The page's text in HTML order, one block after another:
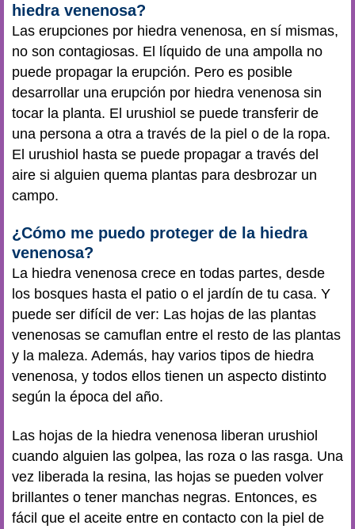
hiedra venenosa?
Las erupciones por hiedra venenosa, en sí mismas,
no son contagiosas. El líquido de una ampolla no
puede propagar la erupción. Pero es posible
desarrollar una erupción por hiedra venenosa sin
tocar la planta. El urushiol se puede transferir de
una persona a otra a través de la piel o de la ropa.
El urushiol hasta se puede propagar a través del
aire si alguien quema plantas para desbrozar un
campo.
¿Cómo me puedo proteger de la hiedra
venenosa?
La hiedra venenosa crece en todas partes, desde
los bosques hasta el patio o el jardín de tu casa. Y
puede ser difícil de ver: Las hojas de las plantas
venenosas se camuflan entre el resto de las plantas
y la maleza. Además, hay varios tipos de hiedra
venenosa, y todos ellos tienen un aspecto distinto
según la época del año.
Las hojas de la hiedra venenosa liberan urushiol
cuando alguien las golpea, las roza o las rasga. Una
vez liberada la resina, las hojas se pueden volver
brillantes o tener manchas negras. Entonces, es
fácil que el aceite entre en contacto con la piel de